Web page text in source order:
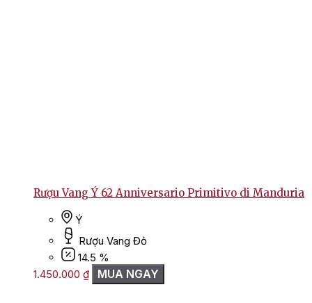
Rượu Vang Ý 62 Anniversario Primitivo di Manduria
Ý
Rượu Vang Đỏ
14.5 %
1.450.000 ₫ MUA NGAY